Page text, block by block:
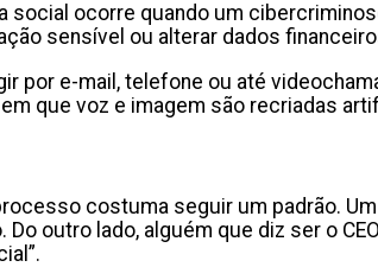
social ocorre quando um
sensível ou alterar dados
por e-mail, telefone ou até
que voz e imagem são recriadas
costuma seguir um padrão.
outro lado, alguém que diz ser o